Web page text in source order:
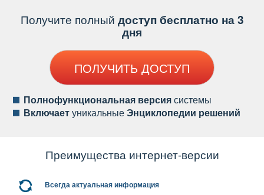
Получите полный доступ бесплатно на 3
дня
ПОЛУЧИТЬ ДОСТУП
Полнофункциональная версиясистемы
ключаетуникальныеЭнциклопедии решений
Преимущества интернет-версии
сегда актуальная информация